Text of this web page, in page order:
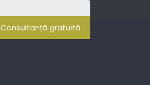
Consultanță gratuită